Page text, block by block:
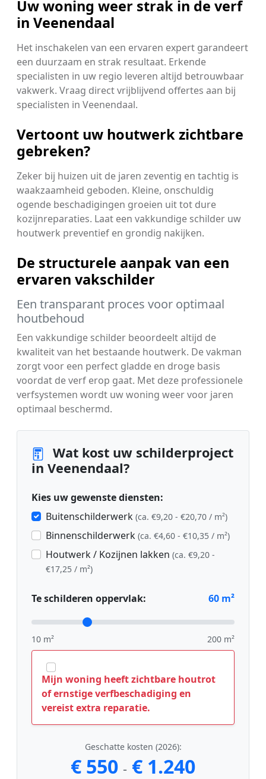
Uw woning weer strak in de verf
in Veenendaal
Het inschakelen van een ervaren expert garandeert
een duurzaam en strak resultaat. Erkende
specialisten in uw regio leveren altijd betrouwbaar
vakwerk. Vraag direct vrijblijvend offertes aan bij
specialisten in Veenendaal.
Vertoont uw houtwerk zichtbare
gebreken?
Zeker bij huizen uit de jaren zeventig en tachtig is
waakzaamheid geboden. Kleine, onschuldig
ogende beschadigingen groeien uit tot dure
kozijnreparaties. Laat een vakkundige schilder uw
houtwerk preventief en grondig nakijken.
De structurele aanpak van een
ervaren vakschilder
Een transparant proces voor optimaal
houtbehoud
Een vakkundige schilder beoordeelt altijd de
kwaliteit van het bestaande houtwerk. De vakman
zorgt voor een perfect gladde en droge basis
voordat de verf erop gaat. Met deze professionele
verfsystemen wordt uw woning weer voor jaren
optimaal beschermd.
Wat kost uw schilderproject
in Veenendaal?
Kies uw gewenste diensten:
Buitenschilderwerk (ca. €9,20 - €20,70 / m²)
Binnenschilderwerk (ca. €4,60 - €10,35 / m²)
Houtwerk / Kozijnen lakken (ca. €9,20 -
€17,25 / m²)
Te schilderen oppervlak: 60 m²
10 m² 200 m²
Mijn woning heeft zichtbare houtrot
of ernstige verfbeschadiging en
vereist extra reparatie.
Geschatte kosten (2026):
€ 550 - € 1.240